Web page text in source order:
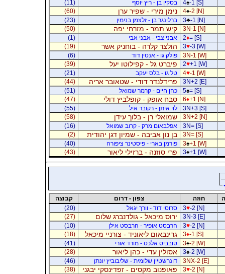
4♠-1 [S] בסקין בן - ריץ יוסף
(11)
4♠-2 [N] נימן מירי - שפיר ערן
(60)
3♣-1 [N] ברלינגר בן - זלצמן בנימין
(23)
3N-1 [N]
קיש תמר - מזרחי יפה
(50)
2♦= [S] אבני צבי - אבני אבי
(1)
3♥-3 [W] הולצר קלרה - בוחניק אשר
(19)
3N-1 [W]
פולק גו - אנטין דוד
(6)
2♥+1 [W] פיברט גל - קפילוטו יעל
(39)
4♥-1 [W] טל גו - בלס יעקב
(21)
3N+2 [E]
פרידלנדר דודי - שטאובר אריה
(44)
5♠= [S] כהן חיים - קרמר שמואל
(51)
6♦+1 [N] סבח אופק - קופלביץ דולי
(47)
3N+3 [S]
לוי איתן - רקובר איל
(55)
3N+2 [N]
שמואלי רן - בלוך עידן
(58)
3N= [S]
אפלבאום מרק - קרוב שמואל
(16)
3N= [S]
בן נון אביבה - שמיון דגן יהודית
(2)
3♠+1 [W] פורמן בארי - פיסטינר ציפורה
(40)
3♠+1 [W] פרי סוזנה - ברזילי ליאור (43)
חוזה צפון - דרום
קבוצה
3♥-2 [N] סרוסי דוד - וורך יגאל
(20)
3N-3 [E]
ירוס מיכאל - גולדנברג שלום
(27)
3♥-2 [N] הרבסט אופיר - הרבסט אילן
(10)
3♦-1 [S] גרינבאום ליאוניד - צורניי מיכאל
(18)
3♠-2 [W] טובביס אלכס - מורד אורי
(41)
3♠-2 [W] אסולין עדי - כהן ליאור
(28)
3NX-2 [E]
דונרשטיין שלומית - שליבוביץ יונתן
(46)
3♥-2 [N] פאופנוב מקסים - זפדינסקי יבגני
(38)